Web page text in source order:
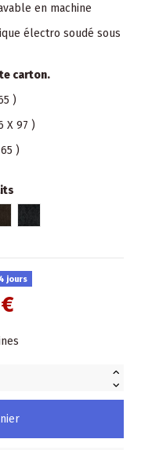
en machine
électro soudé sous
carton.
X 50 X 165 )
X 97 )
)
jours